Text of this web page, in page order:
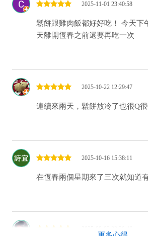
2025-11-01 23:40:58
鬆餅跟雞肉飯都好好吃！ 今天下
天離開恆春之前還要再吃一次
2025-10-22 12:29:47
連續來兩天，鬆餅放冷了也很Q
2025-10-16 15:38:11
在恆春兩個星期來了三次就知道